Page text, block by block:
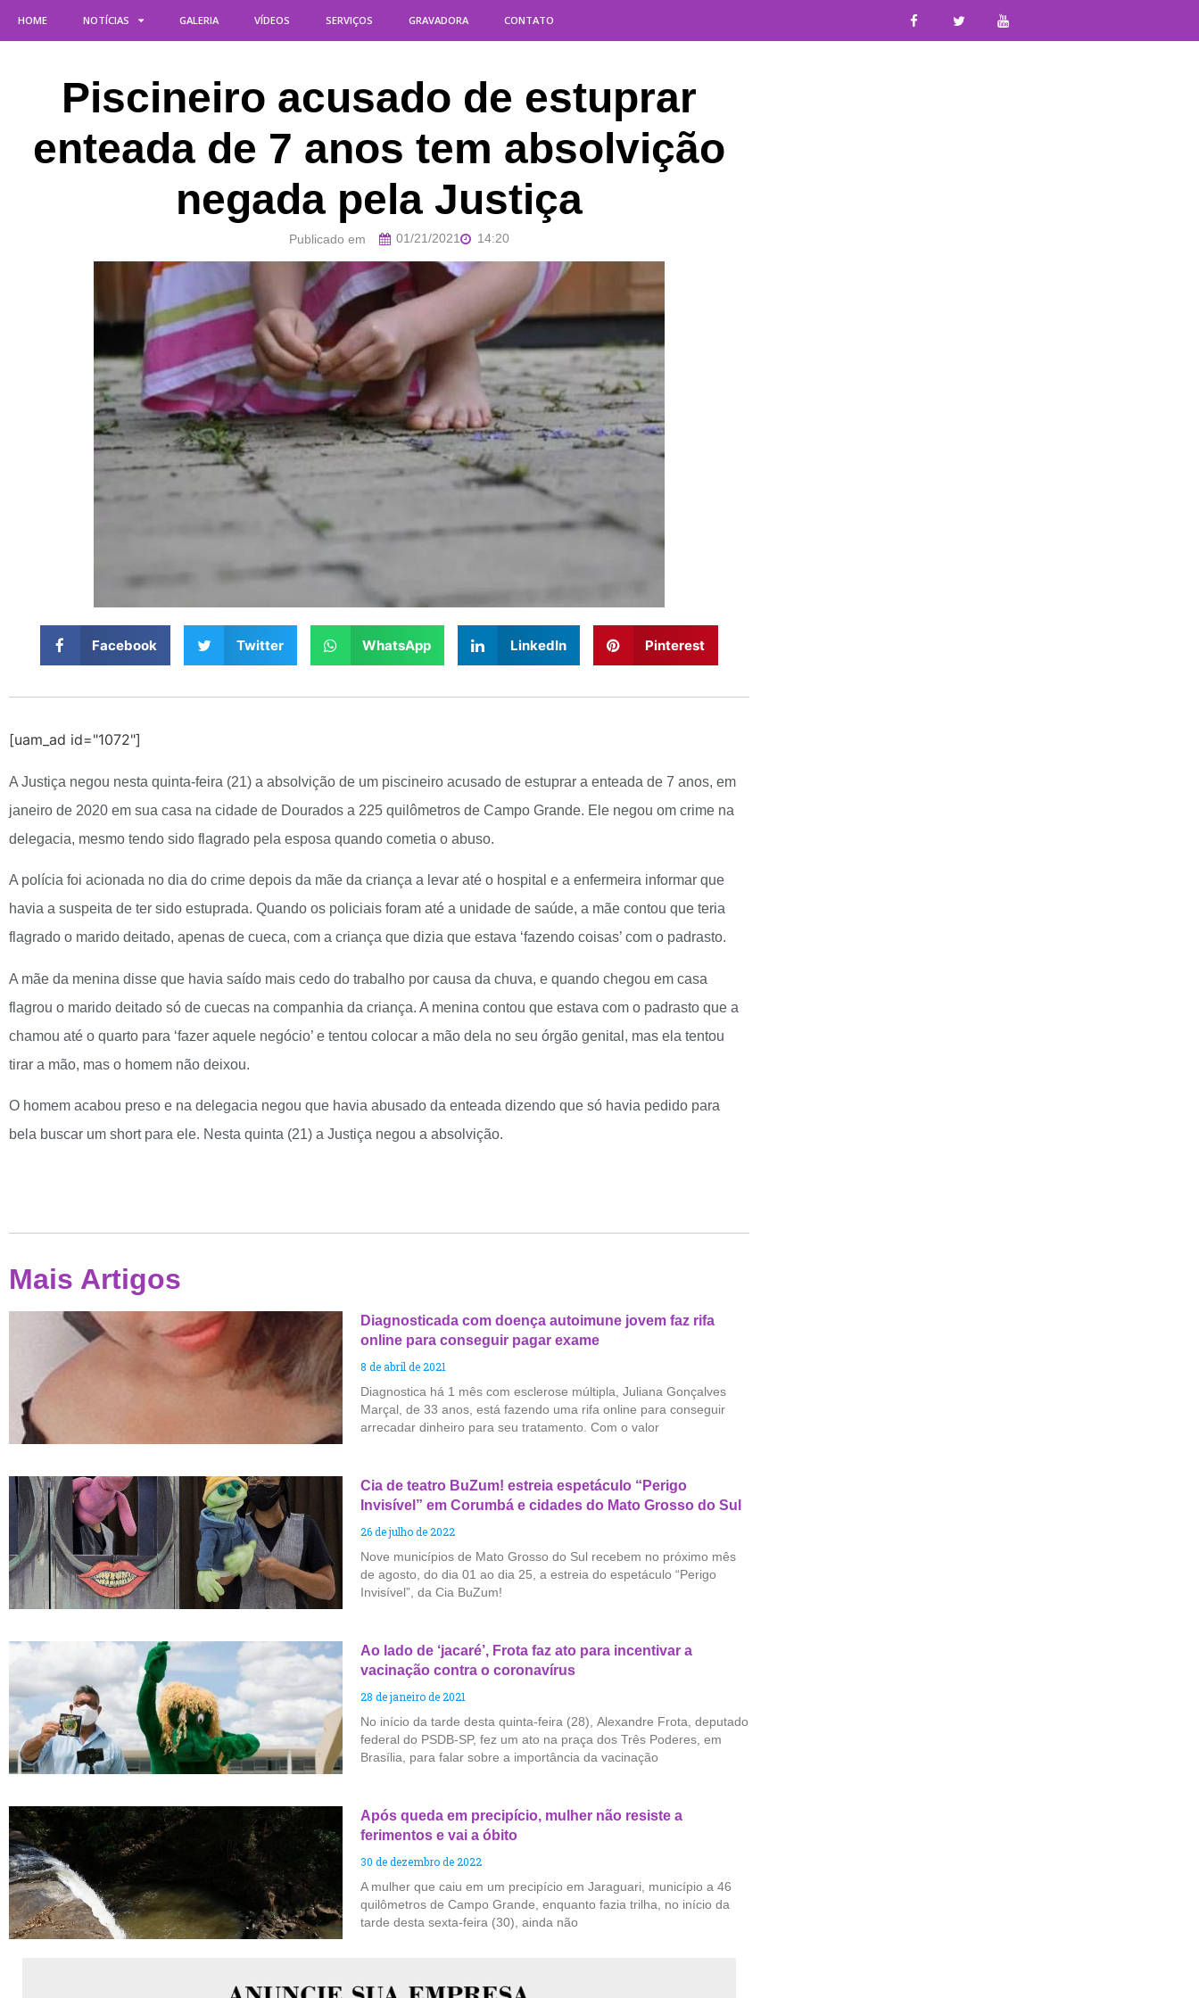
HOME NOTÍCIAS GALERIA VÍDEOS SERVIÇOS GRAVADORA CONTATO
Piscineiro acusado de estuprar
enteada de 7 anos tem absolvição
negada pela Justiça
Publicado em 01/21/2021 14:20
Facebook Twitter WhatsApp LinkedIn Pinterest
[uam_ad id="1072"]
A Justiça negou nesta quinta-feira (21) a absolvição de um piscineiro acusado de estuprar a enteada de 7 anos, em
janeiro de 2020 em sua casa na cidade de Dourados a 225 quilômetros de Campo Grande. Ele negou om crime na
delegacia, mesmo tendo sido flagrado pela esposa quando cometia o abuso.
A polícia foi acionada no dia do crime depois da mãe da criança a levar até o hospital e a enfermeira informar que
havia a suspeita de ter sido estuprada. Quando os policiais foram até a unidade de saúde, a mãe contou que teria
flagrado o marido deitado, apenas de cueca, com a criança que dizia que estava ‘fazendo coisas’ com o padrasto.
A mãe da menina disse que havia saído mais cedo do trabalho por causa da chuva, e quando chegou em casa
flagrou o marido deitado só de cuecas na companhia da criança. A menina contou que estava com o padrasto que a
chamou até o quarto para ‘fazer aquele negócio’ e tentou colocar a mão dela no seu órgão genital, mas ela tentou
tirar a mão, mas o homem não deixou.
O homem acabou preso e na delegacia negou que havia abusado da enteada dizendo que só havia pedido para
bela buscar um short para ele. Nesta quinta (21) a Justiça negou a absolvição.
Mais Artigos
Diagnosticada com doença autoimune jovem faz rifa
online para conseguir pagar exame
8 de abril de 2021
Diagnostica há 1 mês com esclerose múltipla, Juliana Gonçalves
Marçal, de 33 anos, está fazendo uma rifa online para conseguir
arrecadar dinheiro para seu tratamento. Com o valor
Cia de teatro BuZum! estreia espetáculo “Perigo
Invisível” em Corumbá e cidades do Mato Grosso do Sul
26 de julho de 2022
Nove municípios de Mato Grosso do Sul recebem no próximo mês
de agosto, do dia 01 ao dia 25, a estreia do espetáculo “Perigo
Invisível”, da Cia BuZum!
Ao lado de ‘jacaré’, Frota faz ato para incentivar a
vacinação contra o coronavírus
28 de janeiro de 2021
No início da tarde desta quinta-feira (28), Alexandre Frota, deputado
federal do PSDB-SP, fez um ato na praça dos Três Poderes, em
Brasília, para falar sobre a importância da vacinação
Após queda em precipício, mulher não resiste a
ferimentos e vai a óbito
30 de dezembro de 2022
A mulher que caiu em um precipício em Jaraguari, município a 46
quilômetros de Campo Grande, enquanto fazia trilha, no início da
tarde desta sexta-feira (30), ainda não